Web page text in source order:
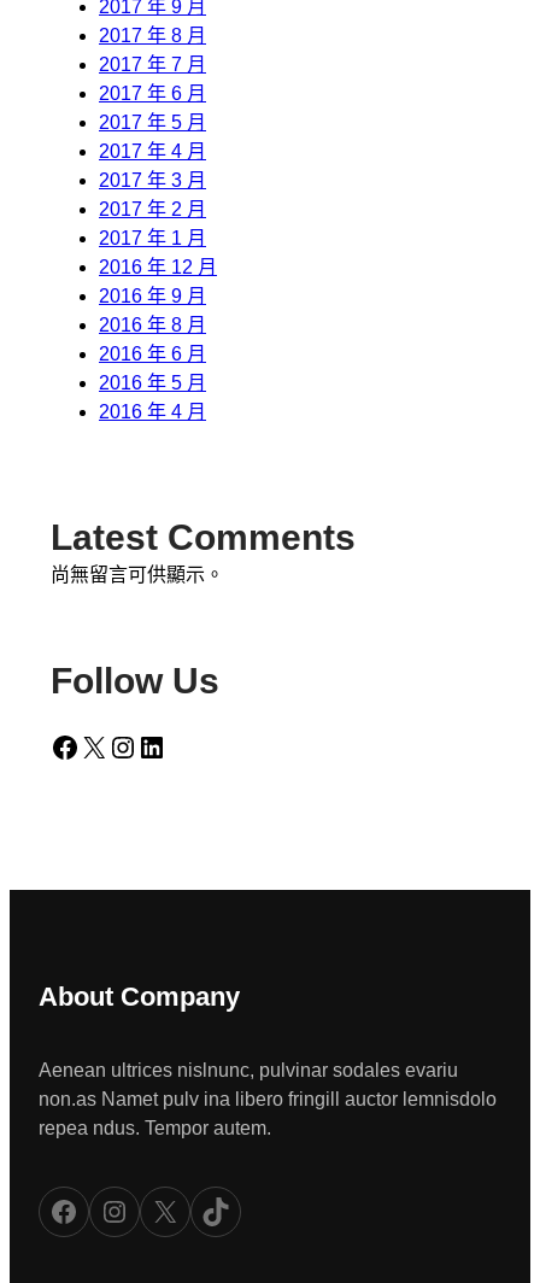
2017 年 9 月
2017 年 8 月
2017 年 7 月
2017 年 6 月
2017 年 5 月
2017 年 4 月
2017 年 3 月
2017 年 2 月
2017 年 1 月
2016 年 12 月
2016 年 9 月
2016 年 8 月
2016 年 6 月
2016 年 5 月
2016 年 4 月
Latest Comments
尚無留言可供顯示。
Follow Us
Facebook X Instagram LinkedIn
About Company
Aenean ultrices nislnunc, pulvinar sodales evariu
non.as Namet pulv ina libero fringill auctor lemnisdolo
repea ndus. Tempor autem.
Facebook Instagram X TikTok